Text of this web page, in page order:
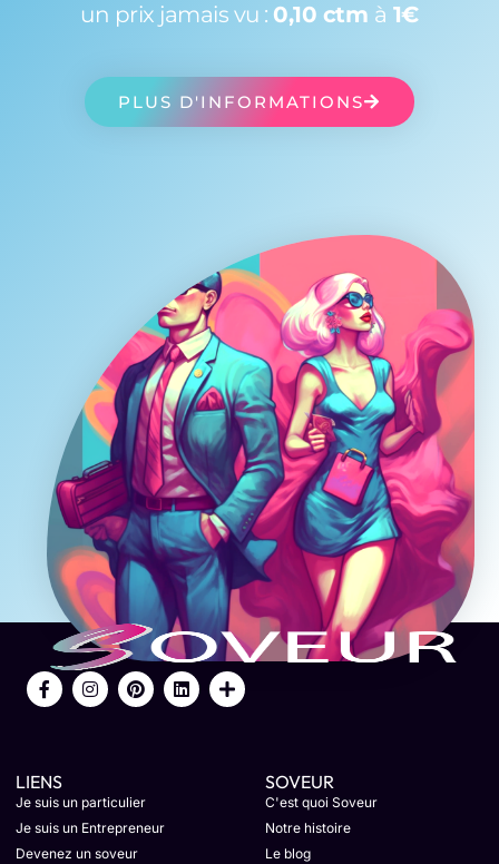
un prix jamais vu : 0,10 ctm à 1€
PLUS D'INFORMATIONS
LIENS
Je suis un particulier
Je suis un Entrepreneur
Devenez un soveur
SOVEUR
C'est quoi Soveur
Notre histoire
Le blog